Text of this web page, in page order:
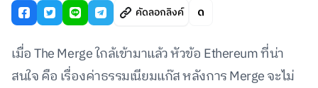
คัดลอกลิงค์
เมื่อ The Merge ใกล้เข้ามาแล้ว หัวข้อ Ethereum ที่น่า
สนใจ คือ เรื่องค่าธรรมเนียมแก๊ส หลังการ Merge จะไม่